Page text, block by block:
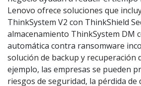
Lenovo ofrece soluciones que
ThinkSystem V2 con ThinkShield
almacenamiento ThinkSystem DM
automática contra ransomware
solución de backup y recuperación
ejemplo, las empresas se pueden
riesgos de seguridad, la pérdida de